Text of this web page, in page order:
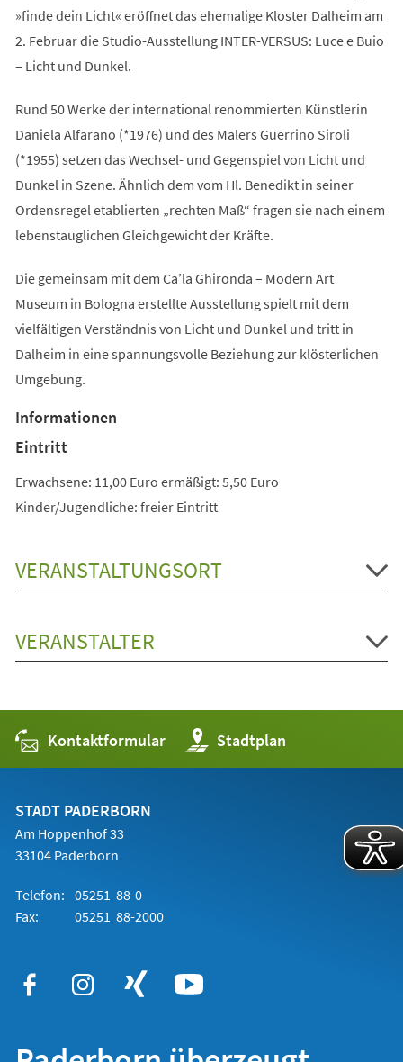
»finde dein Licht« eröffnet das ehemalige Kloster Dalheim am
2. Februar die Studio-Ausstellung INTER-VERSUS: Luce e Buio
– Licht und Dunkel.
Rund 50 Werke der international renommierten Künstlerin
Daniela Alfarano (*1976) und des Malers Guerrino Siroli
(*1955) setzen das Wechsel- und Gegenspiel von Licht und
Dunkel in Szene. Ähnlich dem vom Hl. Benedikt in seiner
Ordensregel etablierten „rechten Maß“ fragen sie nach einem
lebenstauglichen Gleichgewicht der Kräfte.
Die gemeinsam mit dem Ca’la Ghironda – Modern Art
Museum in Bologna erstellte Ausstellung spielt mit dem
vielfältigen Verständnis von Licht und Dunkel und tritt in
Dalheim in eine spannungsvolle Beziehung zur klösterlichen
Umgebung.
Informationen
Eintritt
Erwachsene: 11,00 Euro ermäßigt: 5,50 Euro
Kinder/Jugendliche: freier Eintritt
VERANSTALTUNGSORT
VERANSTALTER
Kontaktformular Stadtplan
(Öffnet
in
einem
STADT PADERBORN
Am Hoppenhof 33
33104 Paderborn
Telefon: 05251 88-0
Fax:
05251 88-2000